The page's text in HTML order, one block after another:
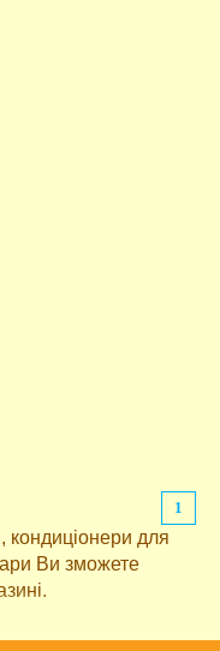
1
кондиціонери для
Ви зможете